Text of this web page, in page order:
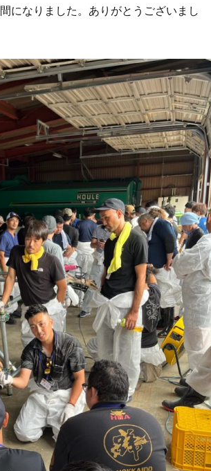
になりました。ありがとうございまし